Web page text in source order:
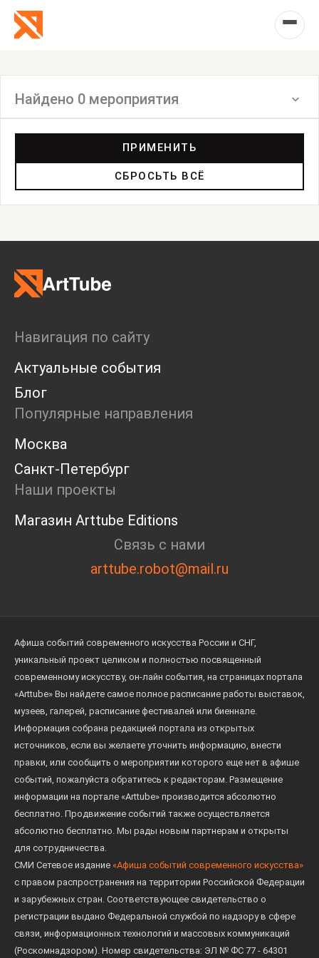
Найдено 0 мероприятия
Дискуссия
Пост-релиз
Пресс-конференция
Ярмарка
Open call
Экскурсия
Дискуссия
Cosmoscow 2024
Blazar 2024
Встречи
Круглый стол
ПРИМЕНИТЬ
СБРОСЬТЬ ВСЁ
Навигация по сайту
Актуальные события
Блог
Популярные направления
Москва
Санкт-Петербург
Наши проекты
Магазин Arttube Editions
Связь с нами
arttube.robot@mail.ru
Афиша событий современного искусства России и СНГ,
уникальный проект целиком и полностью посвященный
современному искусству, он-лайн события, на страницах портала
«Arttube» Вы найдете самое полное расписание работы выставок,
музеев, галерей, расписание фестивалей или биеннале.
Информация собрана редакцией портала из открытых
источников, если вы желаете уточнить информацию, внести
правки, или сообщить о мероприятии которого еще нет в афише
событий, пожалуйста обратитесь к редакторам. Размещение
информации на портале «Arttube» производится абсолютно
бесплатно. Продвижение событий также осуществляется
абсолютно бесплатно. Мы рады новым партнерам и открыты
для сотрудничества.
СМИ Сетевое издание «Афиша событий современного искусства»
с правом распространения на территории Российской Федерации
и зарубежных стран. Соответствующее свидетельство о
регистрации выдано Федеральной службой по надзору в сфере
связи, информационных технологий и массовых коммуникаций
(Роскомнадзором). Номер свидетельства: ЭЛ № ФС 77 - 64301